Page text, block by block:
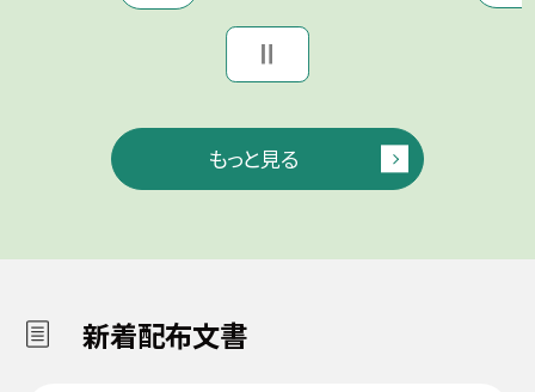
もっと見る
新着配布文書